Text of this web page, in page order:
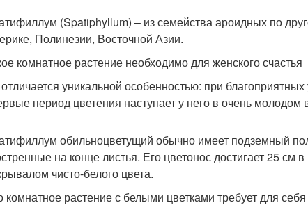
(Spatiphyllum) – из семейства ароидных по
Полинезии, Восточной Азии.
комнатное растение необходимо для женского счастья
уникальной особенностью: при
период цветения наступает у него в очень молодом
обильноцветущий обычно имеет подземный
на конце листья. Его цветонос достигает 25 см
чисто-белого цвета.
комнатное растение с белыми цветками требует для